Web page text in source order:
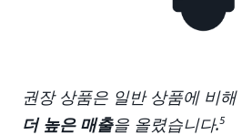
권장 상품은 일반 상품에 비해
더 높은 매출을 올렸습니다.5